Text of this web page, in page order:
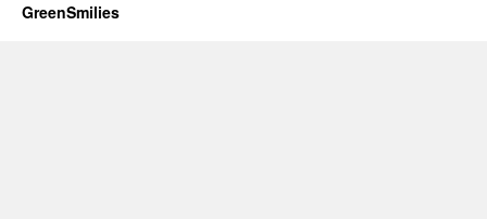
GreenSmilies